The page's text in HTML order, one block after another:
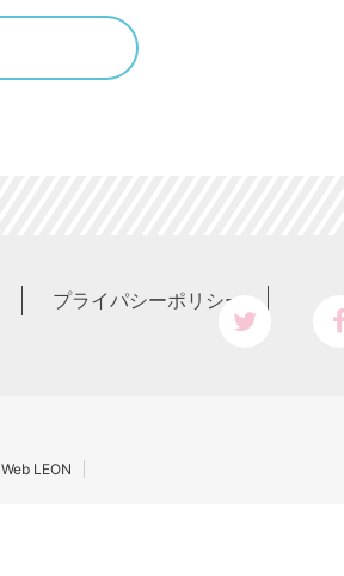
プライパシーポリシー
Web LEON